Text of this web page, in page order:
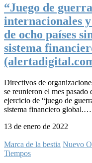
“Juego de
internacionales
de ocho países
sistema
Directivos de
se reunieron el mes
ejercicio de “juego de
sistema financiero global.…
13 de enero de 2022
Marca de la bestia Nuevo
Tiempos